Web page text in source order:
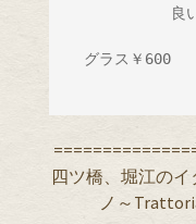
良
グラス￥600
四ツ橋、堀江の
ノ～